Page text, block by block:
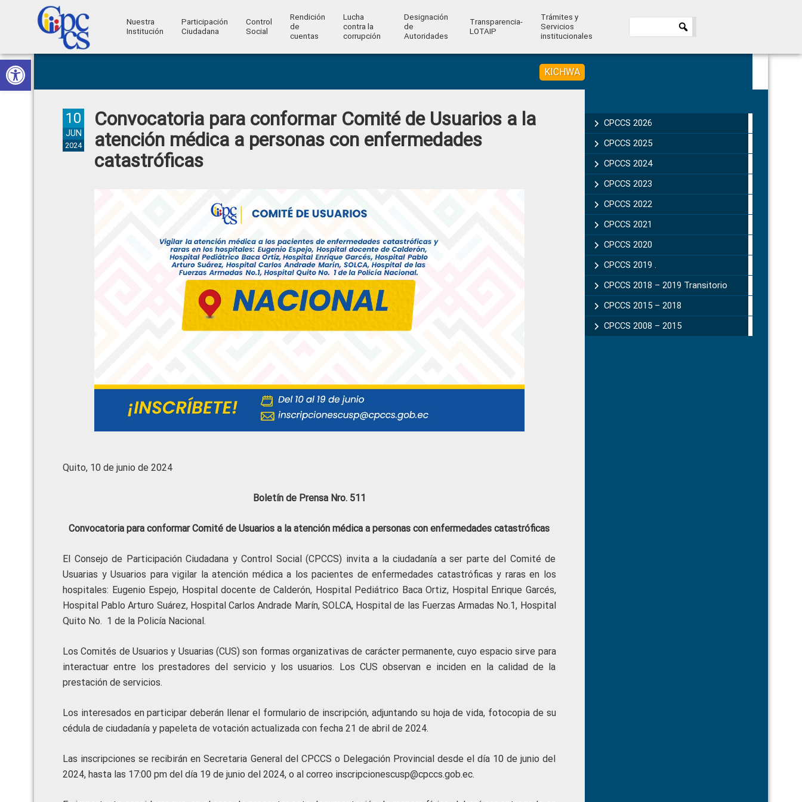
Abrir barra de herramientas
Skip
to
primary
Skip
to
main
Skip
to
primary
Skip
to
footer
Ciudadana
Control
Ciudadano
Nuestra
Institución
Participación
Ciudadana
Control
Social
Rendición
de
cuentas
Lucha
contra la
corrupción
Designación
de
Autoridades
Transparencia-
LOTAIP
Trámites y
Servicios
institucionales
KICHWA
Convocatoria para conformar Comité de Usuarios a la
atención médica a personas con enfermedades
catastróficas
10
JUN
2024
Quito, 10 de junio de 2024
Boletín de Prensa Nro. 511
Convocatoria para conformar Comité de Usuarios a la atención médica a personas con enfermedades catastróficas
El Consejo de Participación Ciudadana y Control Social (CPCCS) invita a la ciudadanía a ser parte del Comité de
Usuarias y Usuarios para vigilar la atención médica a los pacientes de enfermedades catastróficas y raras en los
hospitales: Eugenio Espejo, Hospital docente de Calderón, Hospital Pediátrico Baca Ortiz, Hospital Enrique Garcés,
Hospital Pablo Arturo Suárez, Hospital Carlos Andrade Marín, SOLCA, Hospital de las Fuerzas Armadas No.1, Hospital
Quito No. 1 de la Policía Nacional.
Los Comités de Usuarios y Usuarias (CUS) son formas organizativas de carácter permanente, cuyo espacio sirve para
interactuar entre los prestadores del servicio y los usuarios. Los CUS observan e inciden en la calidad de la
prestación de servicios.
Los interesados en participar deberán llenar el formulario de inscripción, adjuntando su hoja de vida, fotocopia de su
cédula de ciudadanía y papeleta de votación actualizada con fecha 21 de abril de 2024.
Las inscripciones se recibirán en Secretaria General del CPCCS o Delegación Provincial desde el día 10 de junio del
2024, hasta las 17:00 pm del día 19 de junio del 2024, o al correo inscripcionescusp@cpccs.gob.ec.
Sidebar
CPCCS 2026
CPCCS 2025
CPCCS 2024
CPCCS 2023
CPCCS 2022
CPCCS 2021
CPCCS 2020
CPCCS 2019 .
CPCCS 2018 – 2019 Transitorio
CPCCS 2015 – 2018
CPCCS 2008 – 2015